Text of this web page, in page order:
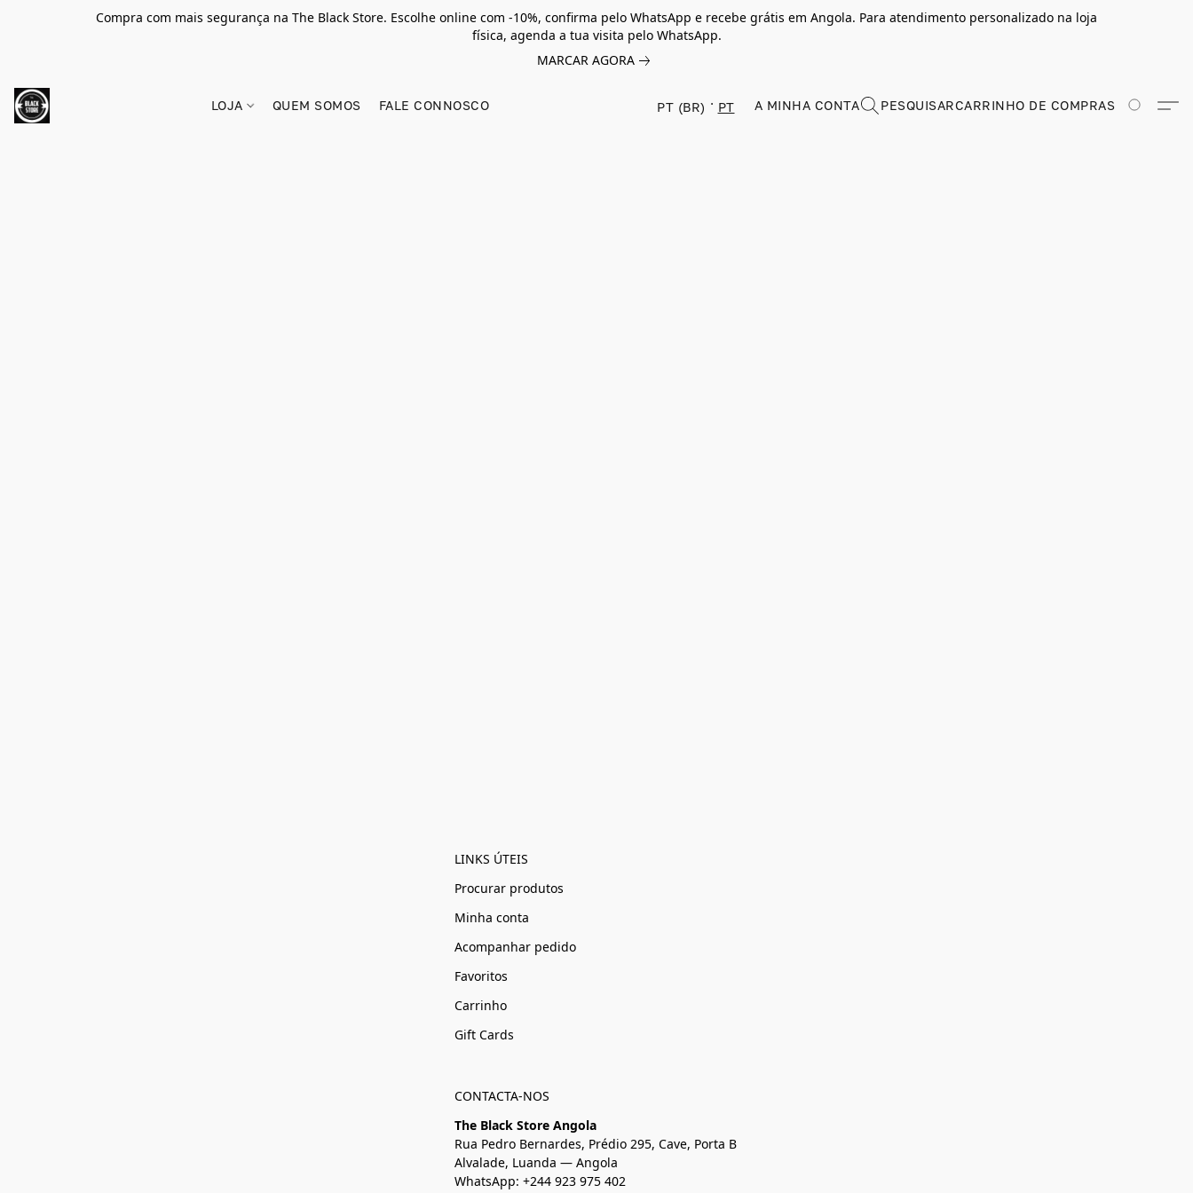
Compra com mais segurança na The Black Store. Escolhe online com -10%, confirma pelo WhatsApp e recebe grátis em Angola. Para atendimento personalizado na loja
física, agenda a tua visita pelo WhatsApp.
MARCAR AGORA
LOJA QUEM SOMOS FALE CONNOSCO PT (BR) PT A MINHA CONTA PESQUISARCARRINHO DE COMPRAS
LINKS ÚTEIS
Procurar produtos
Minha conta
Acompanhar pedido
Favoritos
Carrinho
Gift Cards
CONTACTA-NOS
The Black Store Angola
Rua Pedro Bernardes, Prédio 295, Cave, Porta B
Alvalade, Luanda — Angola
WhatsApp: +244 923 975 402